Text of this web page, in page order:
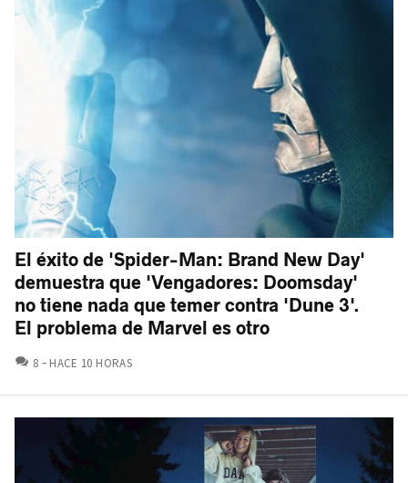
El éxito de 'Spider-Man: Brand New Day'
demuestra que 'Vengadores: Doomsday'
no tiene nada que temer contra 'Dune 3'.
El problema de Marvel es otro
8 COMENTARIOS
HACE 10 HORAS